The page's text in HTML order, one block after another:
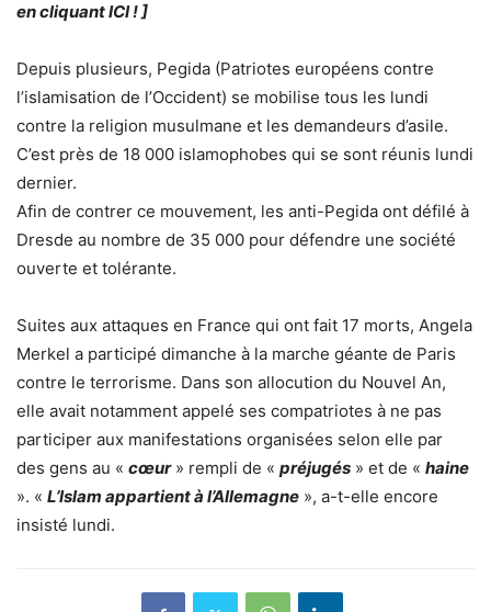
en cliquant ICI ! ]
Depuis plusieurs, Pegida (Patriotes européens contre
l’islamisation de l’Occident) se mobilise tous les lundi
contre la religion musulmane et les demandeurs d’asile.
C’est près de 18 000 islamophobes qui se sont réunis lundi
dernier.
Afin de contrer ce mouvement, les anti-Pegida ont défilé à
Dresde au nombre de 35 000 pour défendre une société
ouverte et tolérante.
Suites aux attaques en France qui ont fait 17 morts, Angela
Merkel a participé dimanche à la marche géante de Paris
contre le terrorisme. Dans son allocution du Nouvel An,
elle avait notamment appelé ses compatriotes à ne pas
participer aux manifestations organisées selon elle par
des gens au « cœur » rempli de « préjugés » et de « haine
». « L’Islam appartient à l’Allemagne », a-t-elle encore
insisté lundi.